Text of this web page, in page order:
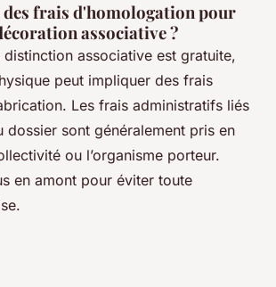
frais d'homologation pour
associative ?
distinction associative est gratuite,
peut impliquer des frais
Les frais administratifs liés
dossier sont généralement pris en
ou l’organisme porteur.
en amont pour éviter toute